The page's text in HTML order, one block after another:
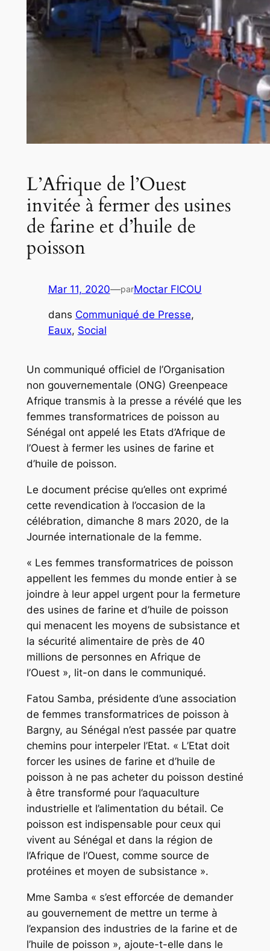
L’Afrique de l’Ouest
invitée à fermer des usines
de farine et d’huile de
poisson
Mar 11, 2020—parMoctar FICOU
dans Communiqué de Presse
Eaux, Social
Un communiqué officiel de l’Organisation
non gouvernementale (ONG) Greenpeace
Afrique transmis à la presse a révélé que les
femmes transformatrices de poisson au
Sénégal ont appelé les Etats d’Afrique de
l’Ouest à fermer les usines de farine et
d’huile de poisson.
Le document précise qu’elles ont exprimé
cette revendication à l’occasion de la
célébration, dimanche 8 mars 2020, de la
Journée internationale de la femme.
« Les femmes transformatrices de poisson
appellent les femmes du monde entier à se
joindre à leur appel urgent pour la fermeture
des usines de farine et d’huile de poisson
qui menacent les moyens de subsistance et
la sécurité alimentaire de près de 40
millions de personnes en Afrique de
l’Ouest », lit-on dans le communiqué.
Fatou Samba, présidente d’une association
de femmes transformatrices de poisson à
Bargny, au Sénégal n’est passée par quatre
chemins pour interpeler l’Etat. « L’Etat doit
forcer les usines de farine et d’huile de
poisson à ne pas acheter du poisson destiné
à être transformé pour l’aquaculture
industrielle et l’alimentation du bétail. Ce
poisson est indispensable pour ceux qui
vivent au Sénégal et dans la région de
l’Afrique de l’Ouest, comme source de
protéines et moyen de subsistance ».
Mme Samba « s’est efforcée de demander
au gouvernement de mettre un terme à
l’expansion des industries de la farine et de
l’huile de poisson », ajoute-t-elle dans le